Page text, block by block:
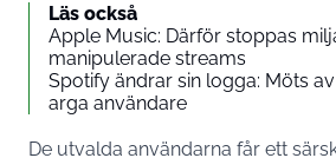
Läs också
Apple Music: Därför stoppas
manipulerade streams
Spotify ändrar sin logga: Möts
arga användare
De utvalda användarna får ett